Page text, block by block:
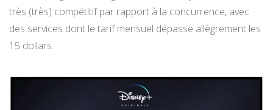
très (très) compétitif par rapport à la concurrence, avec
des services dont le tarif mensuel dépasse allègrement les
15 dollars.